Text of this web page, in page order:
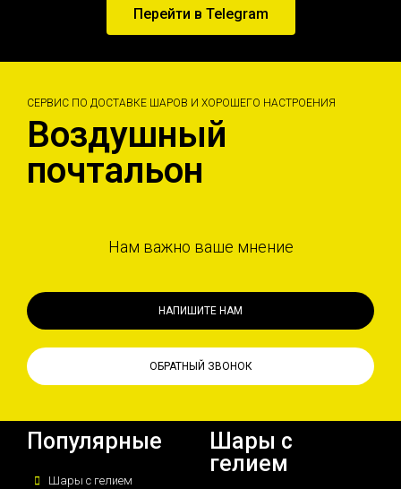
Перейти в Telegram
СЕРВИС ПО ДОСТАВКЕ ШАРОВ И ХОРОШЕГО НАСТРОЕНИЯ
Воздушный
почтальон
Нам важно ваше мнение
НАПИШИТЕ НАМ
ОБРАТНЫЙ ЗВОНОК
Популярные
Шары с гелием
Шары с
гелием